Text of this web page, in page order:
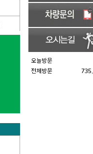
오늘방문
전체방문